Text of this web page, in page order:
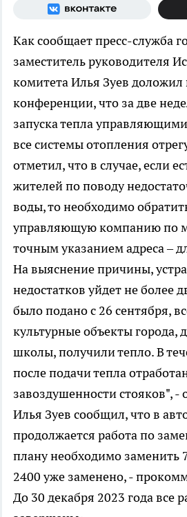
Как сообщает пресс-служба
заместитель руководителя
комитета Илья Зуев доложил
конференции, что за две
запуска тепла
все системы отопления
отметил, что в случае, если
жителей по поводу
воды, то необходимо
управляющую компанию по
точным указанием адреса –
На выяснение причины,
недостатков уйдет не более
было подано с 26 сентября,
культурные объекты города,
школы, получили тепло. В
после подачи тепла
завоздушенности стояков", -
Илья Зуев сообщил, что в
продолжается работа по
плану необходимо заменить
2400 уже заменено, -
До 30 декабря 2023 года все